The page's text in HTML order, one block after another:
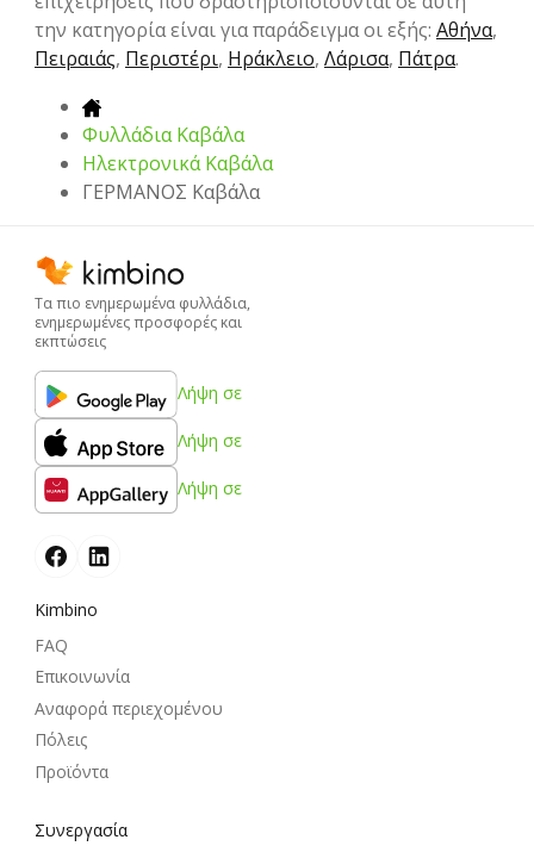
την κατηγορία είναι για παράδειγμα οι εξής: Αθήνα,
Πειραιάς, Περιστέρι, Ηράκλειο, Λάρισα, Πάτρα.
Φυλλάδια Καβάλα
Hλεκτρονικά Καβάλα
ΓΕΡΜΑΝΟΣ Καβάλα
Τα πιο ενημερωμένα φυλλάδια,
ενημερωμένες προσφορές και
εκπτώσεις
Λήψη σε
Λήψη σε
Λήψη σε
Kimbino
FAQ
Επικοινωνία
Αναφορά περιεχομένου
Πόλεις
Προϊόντα
Συνεργασία